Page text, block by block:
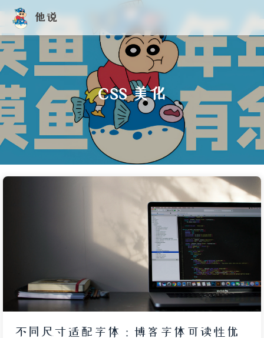
他说
CSS 美化
不同尺寸适配字体：博客字体可读性优